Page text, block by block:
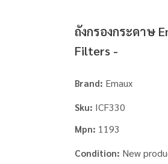
ถังกรองกระดาษ
Filters -
Brand: Emaux
Sku: ICF330
Mpn: 1193
Condition: New